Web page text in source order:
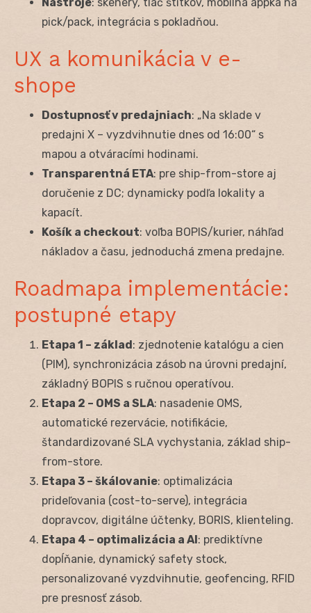
pick/pack, integrácia s pokladňou.
UX a komunikácia v e-
shope
Dostupnosť v predajniach: „Na sklade v
predajni X – vyzdvihnutie dnes od 16:00“ s
mapou a otváracími hodinami.
Transparentná ETA: pre ship-from-store aj
doručenie z DC; dynamicky podľa lokality a
kapacít.
Košík a checkout: voľba BOPIS/kurier, náhľad
nákladov a času, jednoduchá zmena predajne.
Roadmapa implementácie:
postupné etapy
Etapa 1 – základ: zjednotenie katalógu a cien
(PIM), synchronizácia zásob na úrovni predajní,
základný BOPIS s ručnou operatívou.
Etapa 2 – OMS a SLA: nasadenie OMS,
automatické rezervácie, notifikácie,
štandardizované SLA vychystania, základ ship-
from-store.
Etapa 3 – škálovanie: optimalizácia
prideľovania (cost-to-serve), integrácia
dopravcov, digitálne účtenky, BORIS, klienteling.
Etapa 4 – optimalizácia a AI: prediktívne
dopĺňanie, dynamický safety stock,
personalizované vyzdvihnutie, geofencing, RFID
pre presnosť zásob.